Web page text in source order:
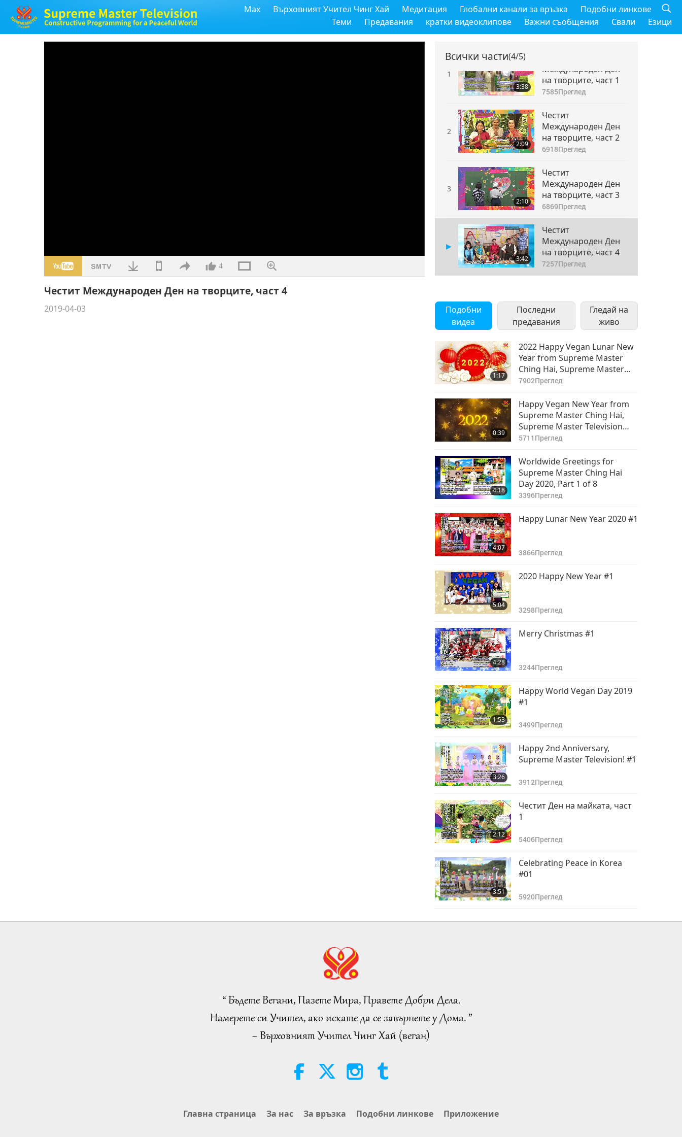
Max Върховният Учител Чинг Хай Медитация Глобални канали за връзка
Подобни линкове
Теми
Предавания кратки видеоклипове Важни съобщения Свали Езици
4
Честит Международен Ден на творците, част 4
2019-04-03
Всички части(4/5)
1
3:38
Международен Ден
на творците, част 1
7585Преглед
2
2:09
Честит
Международен Ден
на творците, част 2
6918Преглед
3
2:10
Честит
Международен Ден
на творците, част 3
6869Преглед
3:42
Честит
Международен Ден
на творците, част 4
7257Преглед
5
на творците, част 5
7108Преглед
Подобни
видеа
Последни
предавания
Гледай на
живо
1:17
2022 Happy Vegan Lunar New
Year from Supreme Master
Ching Hai, Supreme Master
Television team and Supreme
Association members (all
vegans)
7902Преглед
0:39
Happy Vegan New Year from
Supreme Master Ching Hai,
Supreme Master Television
Team and Association
5711 Преглед
4:18
Worldwide Greetings for
Supreme Master Ching Hai
Day 2020, Part 1 of 8
3396Преглед
4:07
Happy Lunar New Year 2020 #1
3866Преглед
5:04
2020 Happy New Year #1
3298Преглед
4:28
Merry Christmas #1
3244Преглед
1:53
Happy World Vegan Day 2019
#1
3499Преглед
3:26
Happy 2nd Anniversary,
Supreme Master Television! #1
3912Преглед
2:12
Честит Ден на майката, част
1
5406Преглед
3:51
Celebrating Peace in Korea
#01
5920Преглед
“ Бъдете Вегани, Пазете Мира, Правете Добри Дела.
Намерете си Учител, ако искате да се завърнете у Дома. ”
~ Върховният Учител Чинг Хай (веган)
Главна страница За нас За връзка Подобни линкове Приложение